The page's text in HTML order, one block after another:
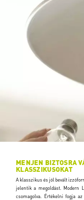
MENJEN BIZTOSRA
KLASSZIKUSOKAT
A klasszikus és jól bevált
jelentik a megoldást. Modern
csomagolva. Értékelni fogja